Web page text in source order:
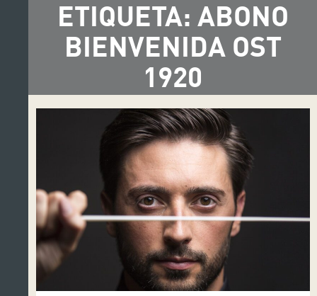
ETIQUETA: ABONO
BIENVENIDA OST
1920